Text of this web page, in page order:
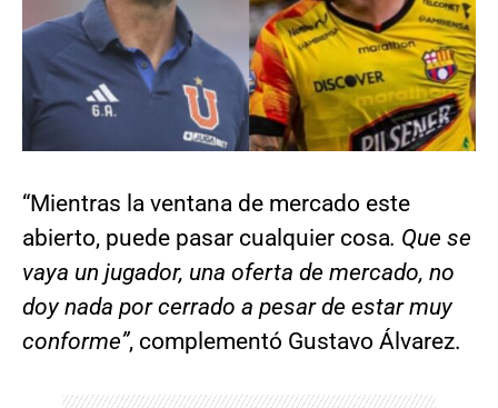
“Mientras la ventana de mercado este
abierto, puede pasar cualquier cosa. Que se
vaya un jugador, una oferta de mercado, no
doy nada por cerrado a pesar de estar muy
conforme”, complementó Gustavo Álvarez.